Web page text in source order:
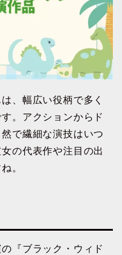
、幅広い役柄で多く
。アクションからド
で繊細な演技はいつ
の代表作や注目の出
。
『ブラック・ウィド